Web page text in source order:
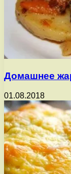
Домашнее
01.08.2018